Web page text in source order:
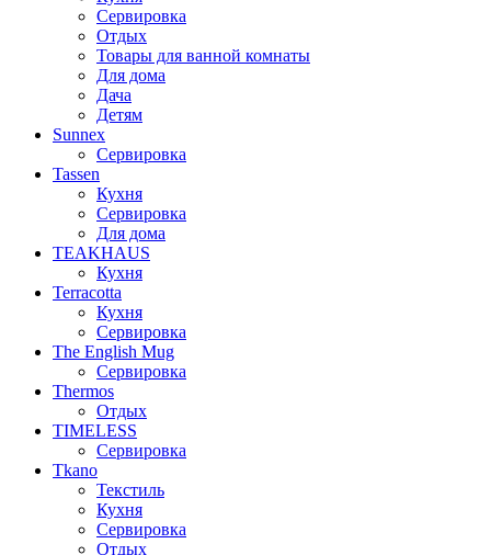
Сервировка
Отдых
Товары для ванной комнаты
Для дома
Дача
Детям
Sunnex
Сервировка
Tassen
Кухня
Сервировка
Для дома
TEAKHAUS
Кухня
Terracotta
Кухня
Сервировка
The English Mug
Сервировка
Thermos
Отдых
TIMELESS
Сервировка
Tkano
Текстиль
Кухня
Сервировка
Отдых